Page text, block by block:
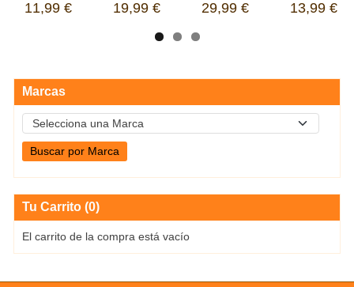
Marcas
Tu Carrito (0)
El carrito de la compra está vacío
11,99 € 19,99 € 29,99 € 13,99 €